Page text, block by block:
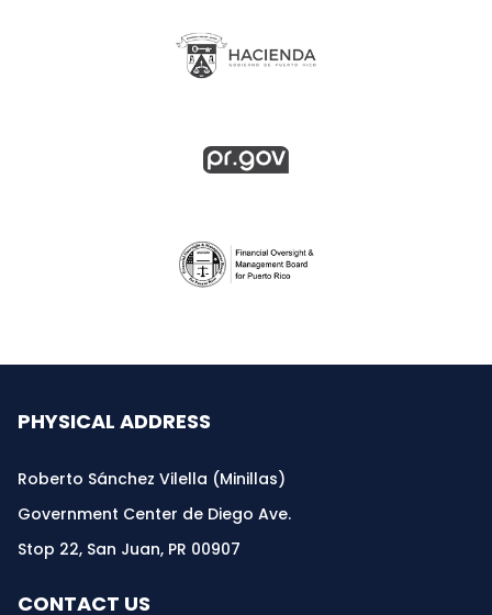
PHYSICAL ADDRESS
Roberto Sánchez Vilella (Minillas)
Government Center de Diego Ave.
Stop 22, San Juan, PR 00907
CONTACT US